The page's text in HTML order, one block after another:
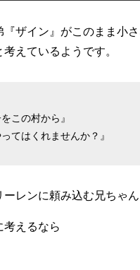
『ザイン』がこのまま小
えているようです。
この村から』
てはくれませんか？』
レンに頼み込む兄ちゃん
考えるなら